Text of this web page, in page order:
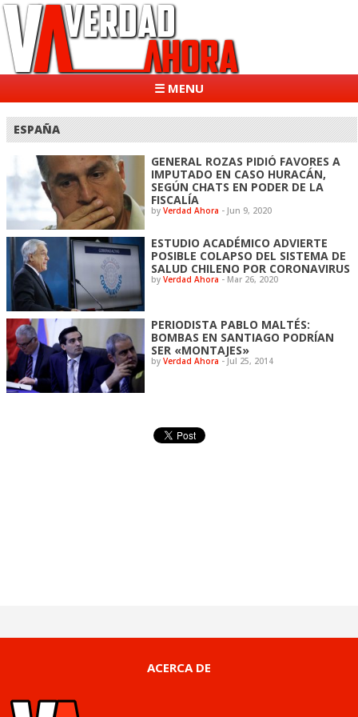
☰ MENU
ESPAÑA
GENERAL ROZAS PIDIÓ FAVORES A
IMPUTADO EN CASO HURACÁN,
SEGÚN CHATS EN PODER DE LA
FISCALÍA
byVerdad Ahora - Jun 9, 2020
ESTUDIO ACADÉMICO ADVIERTE
POSIBLE COLAPSO DEL SISTEMA DE
SALUD CHILENO POR CORONAVIRUS
byVerdad Ahora - Mar 26, 2020
PERIODISTA PABLO MALTÉS:
BOMBAS EN SANTIAGO PODRÍAN
SER «MONTAJES»
byVerdad Ahora - Jul 25, 2014
ACERCA DE